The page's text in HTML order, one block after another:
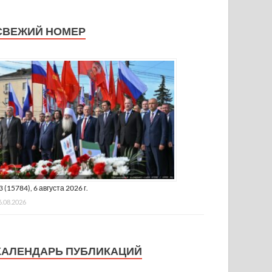
НОМЕР
(15784), 6 августа 2026 г.
ПУБЛИКАЦИЙ